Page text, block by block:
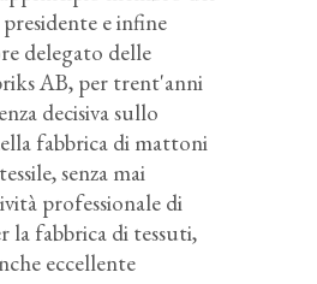
e infine
delegato delle
AB, per trent'anni
decisiva sullo
fabbrica di mattoni
senza mai
professionale di
la fabbrica di tessuti,
eccellente